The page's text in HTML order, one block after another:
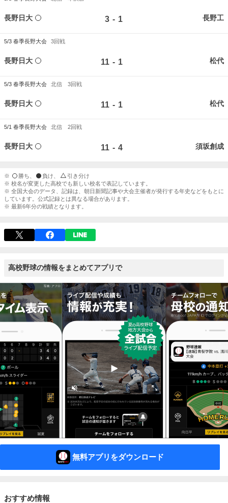
長野日大 3 - 1 長野工
5/3 春季長野大会 3回戦
長野日大 11 - 1 松代
5/3 春季長野大会 北信 3回戦
長野日大 11 - 1 松代
5/1 春季長野大会 北信 2回戦
長野日大 11 - 4 須坂創成
※ 勝ち、 負け、
引き分け
※ 校名が変更した高校でも新しい校名で表記しています。
※ 全国大会のデータ、記録は、朝日新聞記事や大会主催者が発行する年史などをもとに
しています。公式記録とは異なる場合があります。
※ 最新6年分の戦績となります。
高校野球の情報をまとめてアプリで
無料アプリをダウンロード
おすすめ情報